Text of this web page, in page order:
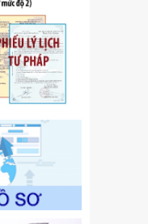
BTC
TT-BTC
tư số
tháng 12
xử phạt
lĩnh vực
CP